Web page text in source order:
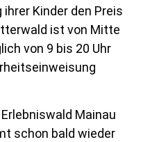
Kinder den Preis
ist von Mitte
von 9 bis 20 Uhr
Mainau
schon bald wieder